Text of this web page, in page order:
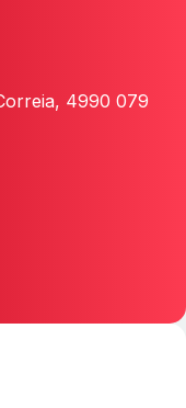
, 4990 079